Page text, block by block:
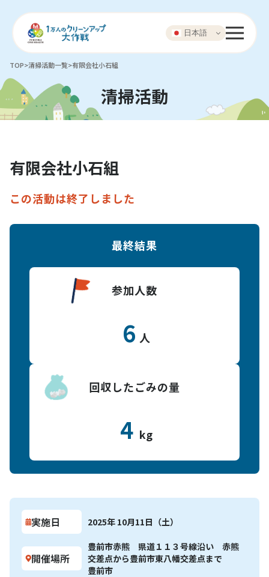
日本語
TOP>清掃活動一覧>有限会社小石組
清掃活動
有限会社小石組
この活動は終了しました
最終結果
参加人数
6 人
回収したごみの量
4 kg
実施日 2025年 10月11日（土）
開催場所
豊前市赤熊 県道１１３号線沿い 赤熊
交差点から豊前市東八幡交差点まで
豊前市